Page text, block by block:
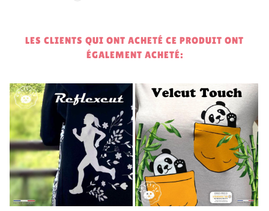
LES CLIENTS QUI ONT ACHETÉ CE PRODUIT ONT
ÉGALEMENT ACHETÉ: